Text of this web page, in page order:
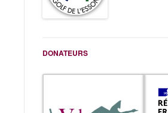
DONATEURS